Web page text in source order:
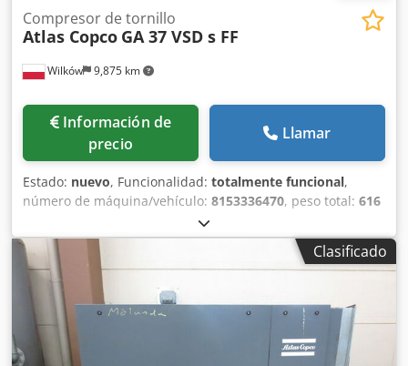
Wilków 9,875 km
Compresor de tornillo
Atlas Copco GA 37 VSD s FF
Información de
precio
Llamar
Estado: nuevo, Funcionalidad: totalmente funcional,
número de máquina/vehículo: 8153336470, peso total: 616
399 m³/h
presión (máx.):13 bar, nivel de ruido:67 dB, tipo de
refrigeración:
documentación /
manual, placa de características disponible, secador
frigorífico
, Somos una empresa especializada en la
industria del aire comprimido con más de 20 años de
experiencia. Nuestro servicio profesional y la alta calidad
de nuestros productos, de probada eficacia en el mercado,
Clasificado